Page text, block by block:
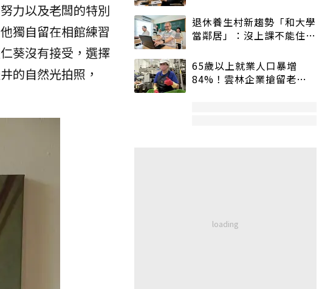
力以及老闆的特別
獨自留在相館練習
葵沒有接受，選擇
的自然光拍照，
退休養生村新趨勢「和大學
當鄰居」：沒上課不能住、
65歲以上就業人口暴增
84%！雲林企業搶留老員